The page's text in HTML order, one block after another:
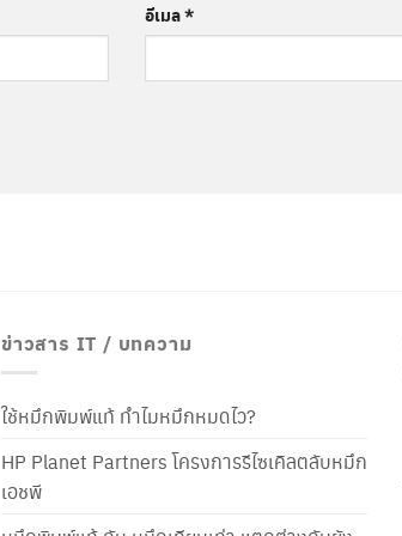
อีเมล*
ข่าวสาร IT / บทความ
ใช้หมึกพิมพ์แท้ ทำไมหมึกหมดไว?
HP Planet Partners โครงการรีไซเคิลตลับหมึก
เอชพี